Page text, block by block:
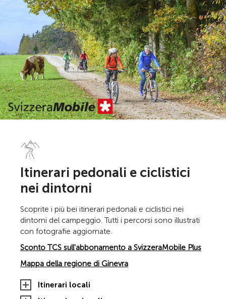
Itinerari pedonali e ciclistici
nei dintorni
Scoprite i più bei itinerari pedonali e ciclistici nei
dintorni del campeggio. Tutti i percorsi sono illustrati
con fotografie aggiornate.
Sconto TCS sull'abbonamento a SvizzeraMobile Plus
Mappa della regione di Ginevra
Itinerari locali